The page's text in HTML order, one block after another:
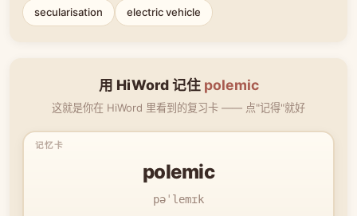
secularisation electric vehicle
用 HiWord 记住 polemic
这就是你在 HiWord 里看到的复习卡 —— 点"记得"就好
polemic
pəˈlemɪk